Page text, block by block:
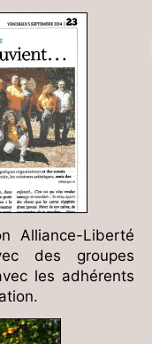
Alliance-Liberté
des groupes
les adhérents